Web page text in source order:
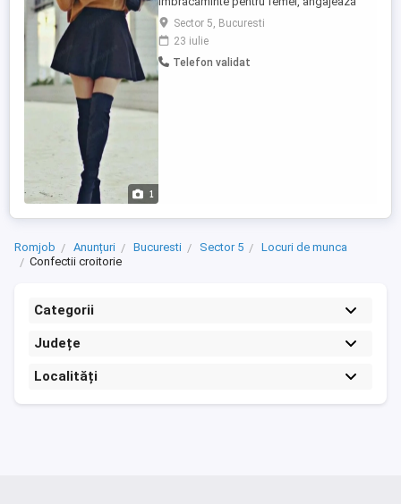
1
modelier cu experienta(minim 5ani)
Atributii: Asamblare prototipuri cap coada
dupa tipare si serii mici pe mașini de
cusut industriale (liniară, overlock surfilat,
Sector 5, Bucuresti
23 iulie
Telefon validat
Romjob Anunțuri Bucuresti Sector 5
Locuri de munca
Confectii croitorie
Categorii
Județe
Localități